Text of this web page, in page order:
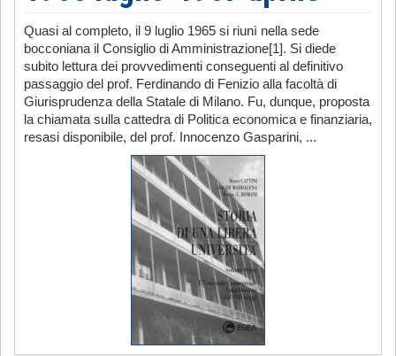
Quasi al completo, il 9 luglio 1965 si riunì nella sede
bocconiana il Consiglio di Amministrazione[1]. Si diede
subito lettura dei provvedimenti conseguenti al definitivo
passaggio del prof. Ferdinando di Fenizio alla facoltà di
Giurisprudenza della Statale di Milano. Fu, dunque, proposta
la chiamata sulla cattedra di Politica economica e finanziaria,
resasi disponibile, del prof. Innocenzo Gasparini, ...